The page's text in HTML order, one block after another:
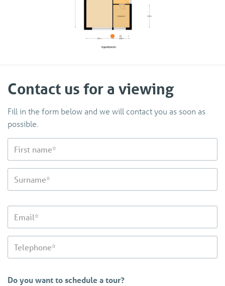
Contact us for a viewing
Fill in the form below and we will contact you as soon as
possible.
Do you want to schedule a tour?